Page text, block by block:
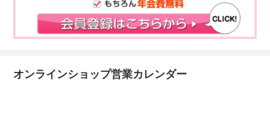
オンラインショップ営業カレンダー